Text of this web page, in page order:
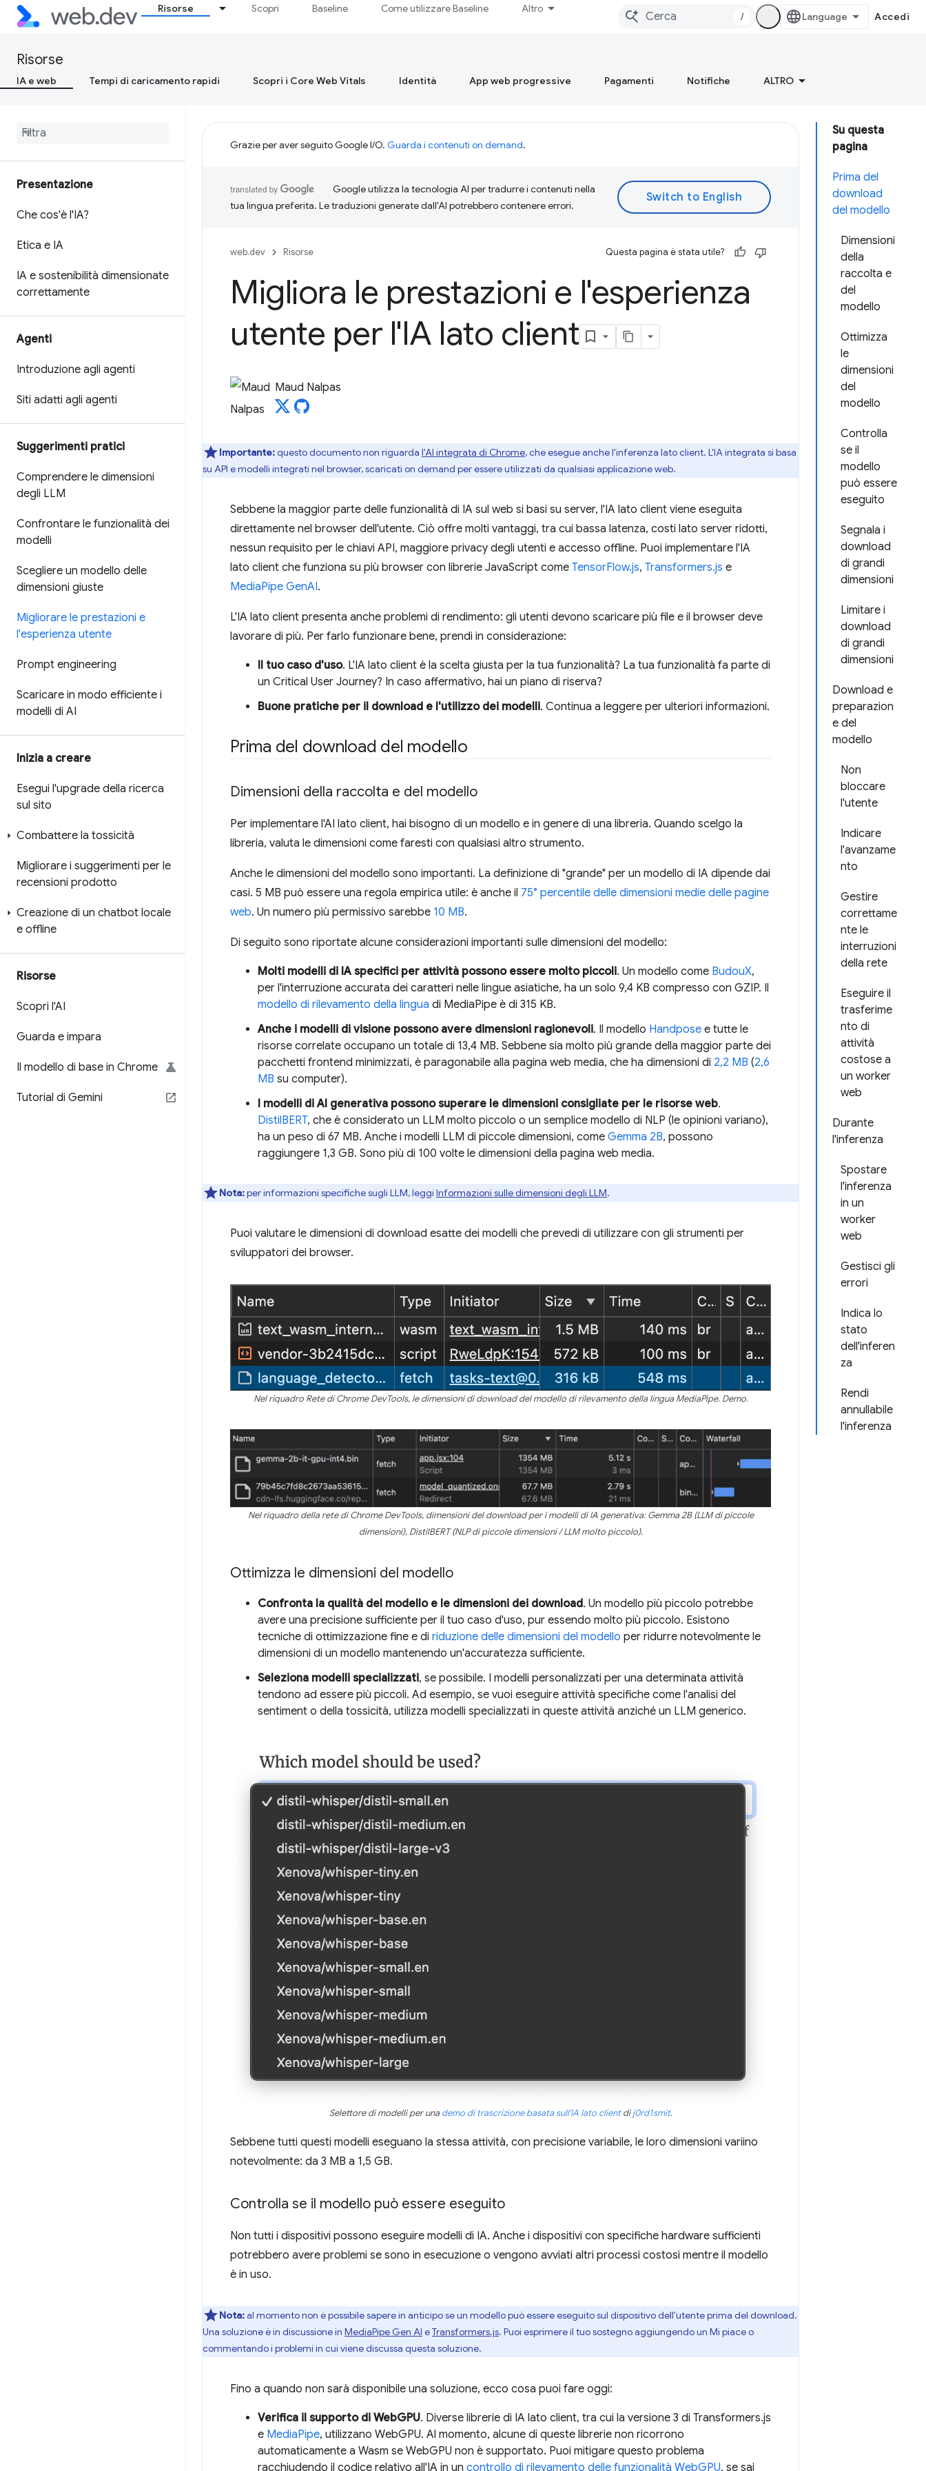
Risorse Scopri Baseline Come utilizzare Baseline Altro
/ Accedi
Risorse
IA e web Tempi di caricamento rapidi Scopri i Core Web Vitals Identità App web progressive Pagamenti Notifiche ALTRO
Presentazione
Che cos'è l'IA?
Etica e IA
IA e sostenibilità dimensionate
correttamente
Agenti
Introduzione agli agenti
Siti adatti agli agenti
Suggerimenti pratici
Comprendere le dimensioni
degli LLM
Confrontare le funzionalità dei
modelli
Scegliere un modello delle
dimensioni giuste
Migliorare le prestazioni e
l'esperienza utente
Prompt engineering
Scaricare in modo efficiente i
modelli di AI
Inizia a creare
Esegui l'upgrade della ricerca
sul sito
Combattere la tossicità
Migliorare i suggerimenti per le
recensioni prodotto
Creazione di un chatbot locale
e offline
Risorse
Scopri l'AI
Guarda e impara
Il modello di base in Chrome
Tutorial di Gemini
Su questa
pagina
Prima del
download
del modello
Dimensioni
della
raccolta e
del
modello
Ottimizza
le
dimensioni
del
modello
Controlla
se il
modello
può essere
eseguito
Segnala i
download
di grandi
dimensioni
Limitare i
download
di grandi
dimensioni
Download e
preparazion
e del
modello
Non
bloccare
l'utente
Indicare
l'avanzame
nto
Gestire
correttame
nte le
interruzioni
della rete
Eseguire il
trasferime
nto di
attività
costose a
un worker
web
Durante
l'inferenza
Spostare
l'inferenza
in un
worker
web
Gestisci gli
errori
Indica lo
stato
dell'inferen
za
Rendi
annullabile
l'inferenza
Grazie per aver seguito Google I/O. Guarda i contenuti on demand.
Google utilizza la tecnologia AI per tradurre i contenuti nella
tua lingua preferita. Le traduzioni generate dall'AI potrebbero contenere errori.
web.dev Risorse Questa pagina è stata utile?
Migliora le prestazioni e l'esperienza
utente per l'IA lato client
Maud Nalpas
Importante:questo documento non riguarda l'AI integrata di Chrome, che esegue anche l'inferenza lato client. L'IA integrata si basa
su API e modelli integrati nel browser, scaricati on demand per essere utilizzati da qualsiasi applicazione web.
Sebbene la maggior parte delle funzionalità di IA sul web si basi su server, l'IA lato client viene eseguita
direttamente nel browser dell'utente. Ciò offre molti vantaggi, tra cui bassa latenza, costi lato server ridotti,
nessun requisito per le chiavi API, maggiore privacy degli utenti e accesso offline. Puoi implementare l'IA
lato client che funziona su più browser con librerie JavaScript come TensorFlow.js, Transformers.js e
MediaPipe GenAI.
L'IA lato client presenta anche problemi di rendimento: gli utenti devono scaricare più file e il browser deve
lavorare di più. Per farlo funzionare bene, prendi in considerazione:
Il tuo caso d'uso. L'IA lato client è la scelta giusta per la tua funzionalità? La tua funzionalità fa parte di
un Critical User Journey? In caso affermativo, hai un piano di riserva?
Buone pratiche per il download e l'utilizzo dei modelli. Continua a leggere per ulteriori informazioni.
Prima del download del modello
Dimensioni della raccolta e del modello
Per implementare l'AI lato client, hai bisogno di un modello e in genere di una libreria. Quando scelgo la
libreria, valuta le dimensioni come faresti con qualsiasi altro strumento.
Anche le dimensioni del modello sono importanti. La definizione di "grande" per un modello di IA dipende dai
casi. 5 MB può essere una regola empirica utile: è anche il 75° percentile delle dimensioni medie delle pagine
web. Un numero più permissivo sarebbe 10 MB.
Di seguito sono riportate alcune considerazioni importanti sulle dimensioni del modello:
Molti modelli di IA specifici per attività possono essere molto piccoli. Un modello come BudouX,
per l'interruzione accurata dei caratteri nelle lingue asiatiche, ha un solo 9,4 KB compresso con GZIP. Il
modello di rilevamento della lingua di MediaPipe è di 315 KB.
Anche i modelli di visione possono avere dimensioni ragionevoli. Il modello Handpose e tutte le
risorse correlate occupano un totale di 13,4 MB. Sebbene sia molto più grande della maggior parte dei
pacchetti frontend minimizzati, è paragonabile alla pagina web media, che ha dimensioni di 2,2 MB (2,6
MB su computer).
I modelli di AI generativa possono superare le dimensioni consigliate per le risorse web.
DistilBERT, che è considerato un LLM molto piccolo o un semplice modello di NLP (le opinioni variano),
ha un peso di 67 MB. Anche i modelli LLM di piccole dimensioni, come Gemma 2B, possono
raggiungere 1,3 GB. Sono più di 100 volte le dimensioni della pagina web media.
Nota:per informazioni specifiche sugli LLM, leggi Informazioni sulle dimensioni degli LLM.
Puoi valutare le dimensioni di download esatte dei modelli che prevedi di utilizzare con gli strumenti per
sviluppatori dei browser.
Nel riquadro Rete di Chrome DevTools, le dimensioni di download del modello di rilevamento della lingua MediaPipe. Demo.
Nel riquadro della rete di Chrome DevTools, dimensioni del download per i modelli di IA generativa: Gemma 2B (LLM di piccole
dimensioni), DistilBERT (NLP di piccole dimensioni / LLM molto piccolo).
Ottimizza le dimensioni del modello
Confronta la qualità del modello e le dimensioni dei download. Un modello più piccolo potrebbe
avere una precisione sufficiente per il tuo caso d'uso, pur essendo molto più piccolo. Esistono
tecniche di ottimizzazione fine e di riduzione delle dimensioni del modello per ridurre notevolmente le
dimensioni di un modello mantenendo un'accuratezza sufficiente.
Seleziona modelli specializzati, se possibile. I modelli personalizzati per una determinata attività
tendono ad essere più piccoli. Ad esempio, se vuoi eseguire attività specifiche come l'analisi del
sentiment o della tossicità, utilizza modelli specializzati in queste attività anziché un LLM generico.
Selettore di modelli per unademo di trascrizione basata sull'IA lato clientdij0rd1smit.
Sebbene tutti questi modelli eseguano la stessa attività, con precisione variabile, le loro dimensioni variino
notevolmente: da 3 MB a 1,5 GB.
Controlla se il modello può essere eseguito
Non tutti i dispositivi possono eseguire modelli di IA. Anche i dispositivi con specifiche hardware sufficienti
potrebbero avere problemi se sono in esecuzione o vengono avviati altri processi costosi mentre il modello
è in uso.
Nota:al momento non è possibile sapere in anticipo se un modello può essere eseguito sul dispositivo dell'utente prima del download.
Una soluzione è in discussione in MediaPipe Gen AI eTransformers.js. Puoi esprimere il tuo sostegno aggiungendo un Mi piace o
commentando i problemi in cui viene discussa questa soluzione.
Fino a quando non sarà disponibile una soluzione, ecco cosa puoi fare oggi:
Verifica il supporto di WebGPU. Diverse librerie di IA lato client, tra cui la versione 3 di Transformers.js
e MediaPipe, utilizzano WebGPU. Al momento, alcune di queste librerie non ricorrono
automaticamente a Wasm se WebGPU non è supportato. Puoi mitigare questo problema
racchiudendo il codice relativo all'IA in un controllo di rilevamento delle funzionalità WebGPU, se sai